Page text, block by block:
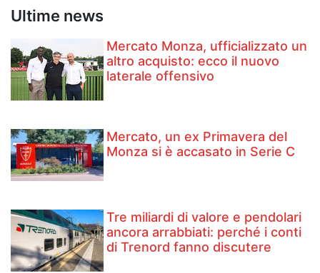
Ultime news
Mercato Monza, ufficializzato un
altro acquisto: ecco il nuovo
laterale offensivo
Mercato, un ex Primavera del
Monza si è accasato in Serie C
Tre miliardi di valore e pendolari
ancora arrabbiati: perché i conti
di Trenord fanno discutere